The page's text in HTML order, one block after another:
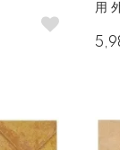
用